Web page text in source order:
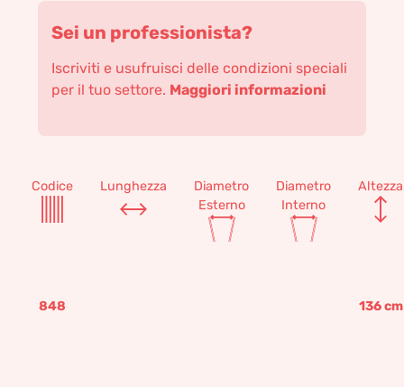
Sei un professionista?
Iscriviti e usufruisci delle condizioni speciali
per il tuo settore. Maggiori informazioni
Codice Lunghezza
Diametro
Esterno
Diametro
Interno
Altezza
848 136cm